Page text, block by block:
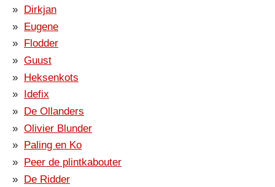
Dirkjan
Eugene
Flodder
Guust
Heksenkots
Idefix
De Ollanders
Olivier Blunder
Paling en Ko
Peer de plintkabouter
De Ridder